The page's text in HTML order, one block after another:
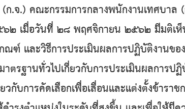
จ.) คณะกรรมการกลางพนักงานเทศบาล
๒ เมื่อวันที่ ๒๘ พฤศจิกายน ๒๕๖๒ มีมติเห็
ฑ์ และวิธีการประเมินผลการปฏิบัติงานขอ
รฐานทั่วไปเกี่ยวกับการประเมินผลการป
กับการคัดเลือกเพื่อเลื่อนและแต่งตั้งข้าราช